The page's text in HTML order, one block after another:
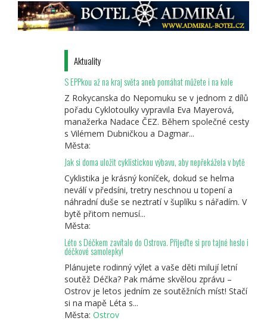
Aktuality
S EPPkou až na kraj světa aneb pomáhat můžete i na kole
Z Rokycanska do Nepomuku se v jednom z dílů
pořadu Cyklotoulky vypravila Eva Mayerová,
manažerka Nadace ČEZ. Během společné cesty
s Vilémem Dubničkou a Dagmar...
Města:
Jak si doma uložit cyklistickou výbavu, aby nepřekážela v bytě
Cyklistika je krásný koníček, dokud se helma
neválí v předsíni, tretry neschnou u topení a
náhradní duše se neztratí v šuplíku s nářadím. V
bytě přitom nemusí...
Města:
Léto s Déčkem zavítalo do Ostrova. Přijeďte si pro tajné heslo i
déčkové samolepky!
Plánujete rodinný výlet a vaše děti milují letní
soutěž Déčka? Pak máme skvělou zprávu –
Ostrov je letos jedním ze soutěžních míst! Stačí
si na mapě Léta s...
Města: Ostrov